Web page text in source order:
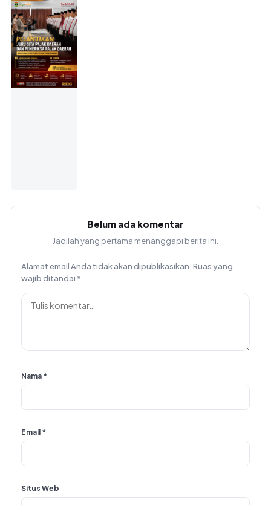
Belum ada komentar
Jadilah yang pertama menanggapi berita ini.
Alamat email Anda tidak akan dipublikasikan. Ruas yang
wajib ditandai *
Nama *
Email *
Situs Web